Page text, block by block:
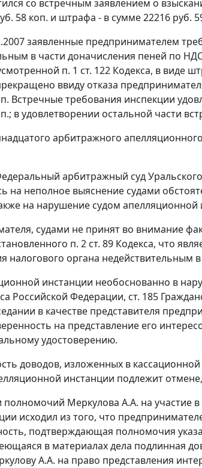
со встречным заявлением о
58 коп. и штрафа - в сумме 22216 руб.
заявленные предпринимателем
в части доначисления пеней по
п. 1 ст. 122 Кодекса, в виде
ввиду отказа
Встречные требования инспекции
в удовлетворении остальной части
арбитражного
арбитражный суд
на неполное выяснение судами
на нарушение судом
судами не принят во внимание
п. 2 ст. 89 Кодекса, что
налогового органа недействительным в
инстанции необоснованно в
Российской Федерации, ст. 185
в качестве представителя
на представление его
удостоверению.
доводов, изложенных в
инстанции подлежит
Меркулова А.А. на участие в
исходил из того, что
подтверждающая полномочия
в материалах дела подлинная
А.А. на право представления